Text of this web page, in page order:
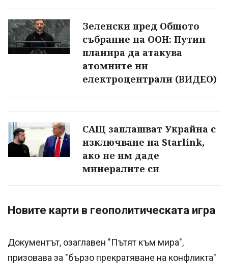
Зеленски пред Общото
събрание на ООН: Путин
планира да атакува
атомните ни
електроцентрали (ВИДЕО)
САЩ заплашват Украйна с
изключване на Starlink,
ако не им даде
минералите си
Новите карти в геополитическата игра
Документът, озаглавен "Пътят към мира",
призовава за "бързо прекратяване на конфликта"